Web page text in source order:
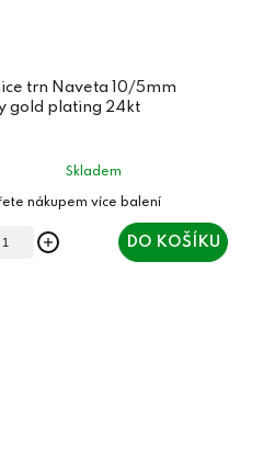
trn Naveta 10/5mm
gold plating 24kt
Skladem
DO KOŠÍKU